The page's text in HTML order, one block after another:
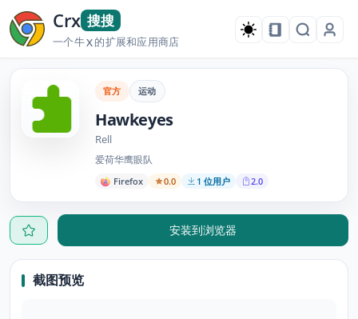
Crx 搜搜
一个牛X的扩展和应用商店
官方 运动
Hawkeyes
Rell
爱荷华鹰眼队
Firefox 0.0 1 位用户 2.0
安装到浏览器
截图预览